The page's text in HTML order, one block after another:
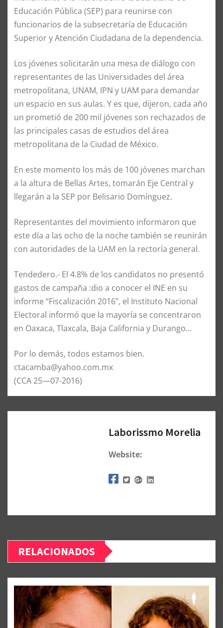
Educación Pública (SEP) para reunirse con
funcionarios de la subsecretaría de Educación
Superior y Atención Ciudadana de la dependencia.
Los jóvenes solicitarán una mesa de diálogo con
representantes de las Universidades del área
metropolitana, UNAM, IPN y UAM para demandar
un espacio en sus aulas. Y es que, dijeron, cada año
un prometió de 200 mil jóvenes son rechazados de
las principales casas de estudios del área
metropolitana de la Ciudad de México.
En este momento los más de 100 jóvenes marchan
a la altura de Bellas Artes, tomarán Eje Central y
llegarán a la SEP por Belisario Domínguez.
Representantes del movimiento informaron que
este día a las ocho de la noche también se reunirán
con autoridades de la UAM en la rectoría general.
Tendedero.- El 4.8% de los candidatos no presentó
gastos de campaña :dio a conocer el INE en su
informe “Fiscalización 2016”, el Instituto Nacional
Electoral informó que la mayoría se concentraron
en Oaxaca, Tlaxcala, Baja California y Durango…
Por lo demás, todos estamos bien.
ctacamba@yahoo.com.mx
(CCA 25—07-2016)
Laborissmo Morelia
Website:
RELACIONADOS